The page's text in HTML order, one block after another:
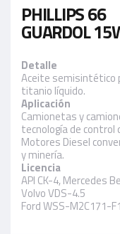
PHILLIPS 66
GUARDOL
Detalle
Aceite semisintético
titanio líquido.
Aplicación
Camionetas y
tecnología de control
Motores Diesel
y minería.
Licencia
API CK-4, Mercedes
Volvo VDS-4.5
Ford WSS-M2C171-F1